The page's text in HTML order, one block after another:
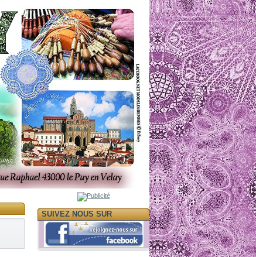
SUIVEZ NOUS SUR